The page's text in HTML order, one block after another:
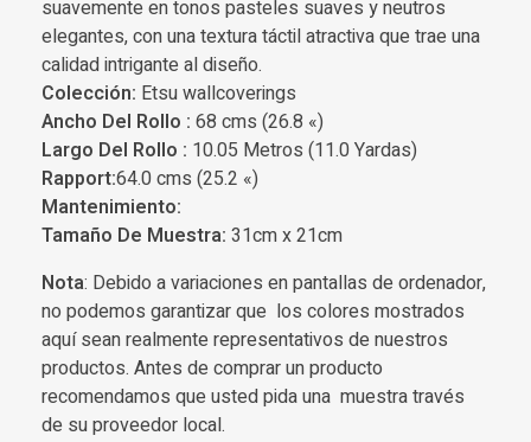
suavemente en tonos pasteles suaves y neutros
elegantes, con una textura táctil atractiva que trae una
calidad intrigante al diseño.
Colección: Etsu wallcoverings
Ancho Del Rollo : 68 cms (26.8 «)
Largo Del Rollo : 10.05 Metros (11.0 Yardas)
Rapport:64.0 cms (25.2 «)
Mantenimiento:
Tamaño De Muestra: 31cm x 21cm
Nota: Debido a variaciones en pantallas de ordenador,
no podemos garantizar que los colores mostrados
aquí sean realmente representativos de nuestros
productos. Antes de comprar un producto
recomendamos que usted pida una muestra través
de su proveedor local.